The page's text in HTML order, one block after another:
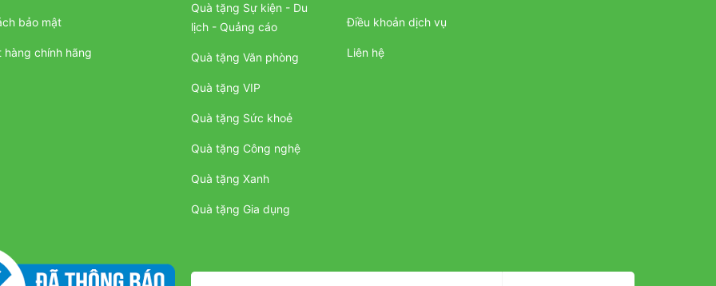
bảo mật
hàng chính hãng
Quà tặng Sự kiện - Du
lịch - Quảng cáo
Quà tặng Văn phòng
Quà tặng VIP
Quà tặng Sức khoẻ
Quà tặng Công nghệ
Quà tặng Xanh
Quà tặng Gia dụng
Điều khoản dịch vụ
Liên hệ